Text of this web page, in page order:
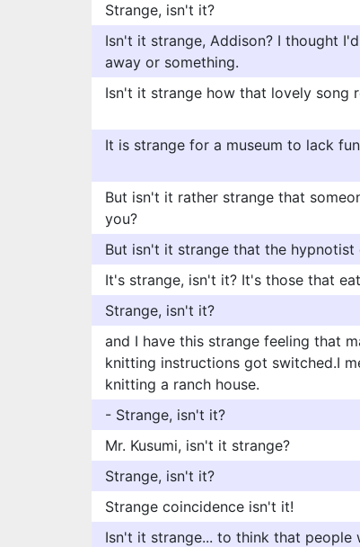
Strange, isn't it?
Isn't it strange, Addison? I thought
away or something.
Isn't it strange how that lovely song
It is strange for a museum to lack
But isn't it rather strange that
you?
But isn't it strange that the hypnotist
It's strange, isn't it? It's those that
Strange, isn't it?
and I have this strange feeling that
knitting instructions got switched.I
knitting a ranch house.
- Strange, isn't it?
Mr. Kusumi, isn't it strange?
Strange, isn't it?
Strange coincidence isn't it!
Isn't it strange... to think that